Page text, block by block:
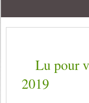
Lu pour
2019